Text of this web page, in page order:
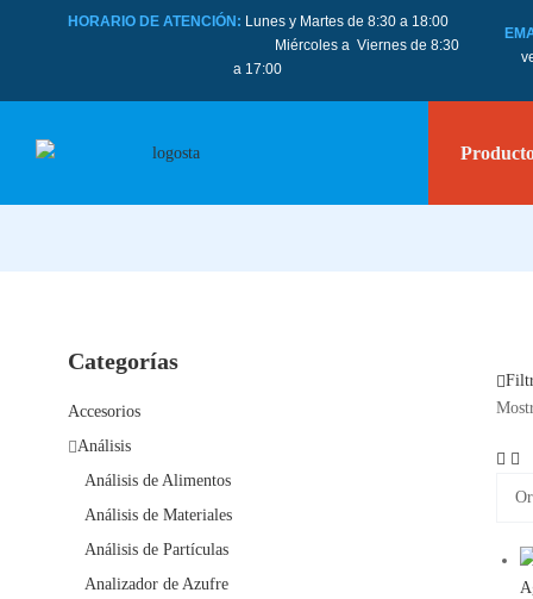
HORARIO DE ATENCIÓN: Lunes y Martes de 8:30 a 18:00
Miércoles a Viernes de 8:30
a 17:00
Categorías
Accesorios
Análisis
Análisis de Alimentos
Análisis de Materiales
Análisis de Partículas
Analizador de Azufre